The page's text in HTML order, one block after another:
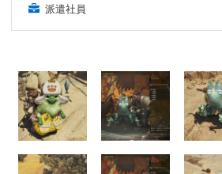
派遣社員